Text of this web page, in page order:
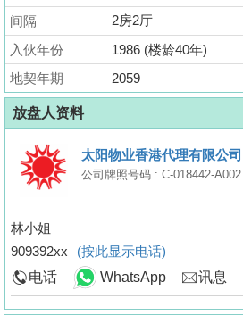
我
们
间隔
2房2厅
入伙年份
1986 (楼龄40年)
地契年期
2059
放盘人资料
太阳物业香港代理有限公司
公司牌照号码 : C-018442-A002
林小姐
909392xx
(按此显示电话)
电话
WhatsApp 讯息